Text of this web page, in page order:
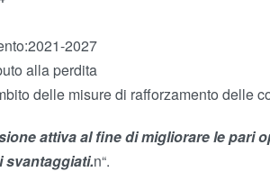
2021-2027
alla perdita
delle misure di rafforzamento delle
attiva al fine di migliorare le pari
svantaggiati.n“.